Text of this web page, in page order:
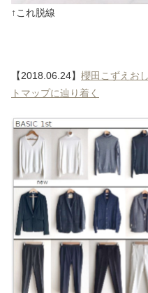
↑これ脱線
【2018.06.24】 櫻田こずえお
トマップに辿り着く